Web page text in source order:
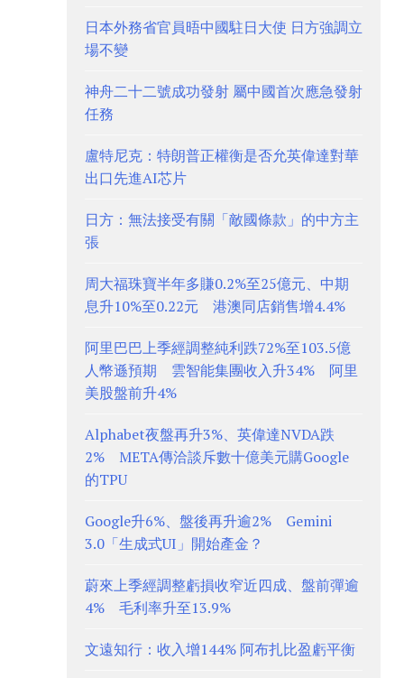
日本外務省官員晤中國駐日大使 日方強調立
場不變
神舟二十二號成功發射 屬中國首次應急發射
任務
盧特尼克：特朗普正權衡是否允英偉達對華
出口先進AI芯片
日方：無法接受有關「敵國條款」的中方主
張
周大福珠寶半年多賺0.2%至25億元、中期
息升10%至0.22元 港澳同店銷售增4.4%
阿里巴巴上季經調整純利跌72%至103.5億
人幣遜預期 雲智能集團收入升34% 阿里
美股盤前升4%
Alphabet夜盤再升3%、英偉達NVDA跌
2% META傳洽談斥數十億美元購Google
的TPU
Google升6%、盤後再升逾2% Gemini
3.0「生成式UI」開始產金？
蔚來上季經調整虧損收窄近四成、盤前彈逾
4% 毛利率升至13.9%
文遠知行：收入增144% 阿布扎比盈虧平衡